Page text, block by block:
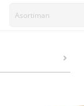
Asortiman